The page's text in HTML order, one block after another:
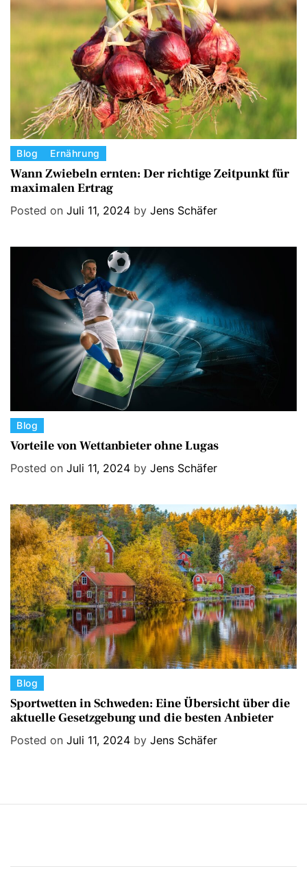
C
a
t
e
Blog Ernährung
Wann Zwiebeln ernten: Der richtige Zeitpunkt für
maximalen Ertrag
Posted on Juli 11, 2024 by Jens Schäfer
C
a
e
o
r
i
e
s
Blog
Vorteile von Wettanbieter ohne Lugas
Posted on Juli 11, 2024 by Jens Schäfer
C
a
t
e
i
Blog
Sportwetten in Schweden: Eine Übersicht über die
aktuelle Gesetzgebung und die besten Anbieter
Posted on Juli 11, 2024 by Jens Schäfer